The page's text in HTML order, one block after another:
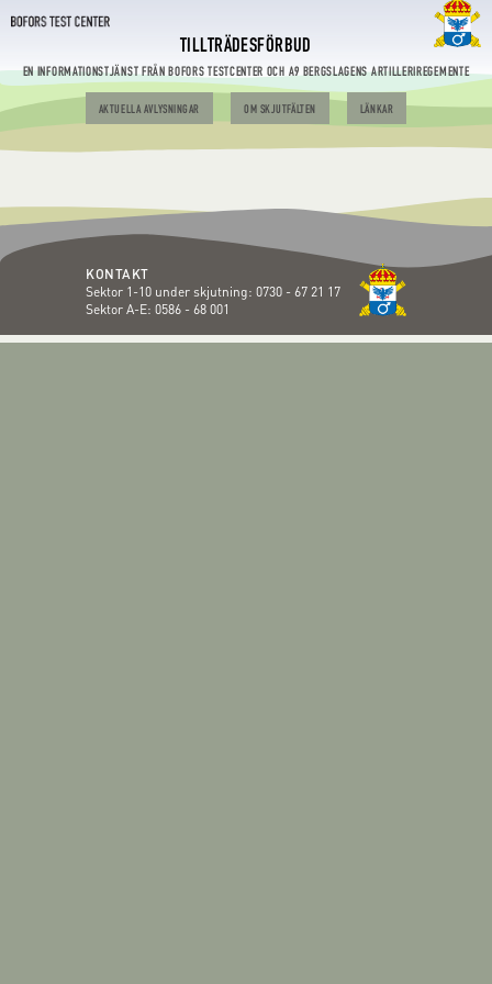
TILLTRÄDESFÖRBUD
EN INFORMATIONSTJÄNST FRÅN BOFORS TESTCENTER OCH A9 BERGSLAGENS ARTILLERIREGEMENTE
AKTUELLA AVLYSNINGAR OM SKJUTFÄLTEN LÄNKAR
KONTAKT
Sektor 1-10 under skjutning: 0730 - 67 21 17
Sektor A-E: 0586 - 68 001